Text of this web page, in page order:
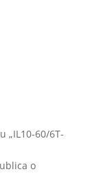
„IL10-60/6T-
o